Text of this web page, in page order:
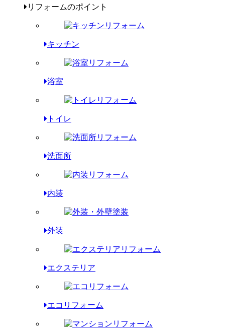
リフォームのポイント
キッチン
浴室
トイレ
洗面所
内装
外装
エクステリア
エコリフォーム